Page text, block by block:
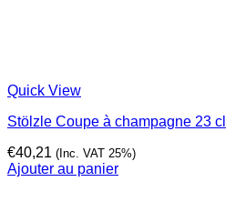
Quick View
Stölzle Coupe à champagne 23 cl
€40,21 (Inc. VAT 25%)
Ajouter au panier